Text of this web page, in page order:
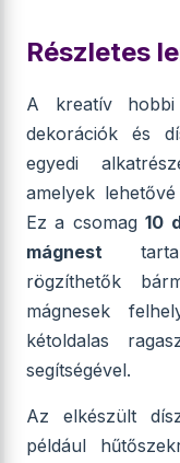
Részletes
A kreatív hobbi
dekorációk és
egyedi
amelyek
Ez a csomag10
mágnest
rögzíthetők
mágnesek
kétoldalas
segítségével.
Az elkészült
például